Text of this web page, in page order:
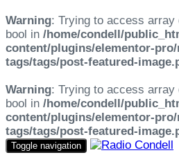
Warning: Trying to access
bool in /home/condell/
content/plugins/elementor-
tags/tags/post-featured-
Warning: Trying to access
bool in /home/condell/
content/plugins/elementor-
tags/tags/post-featured-
Toggle navigation